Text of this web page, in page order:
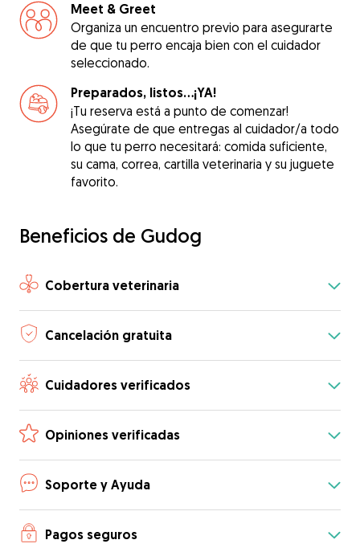
Meet & Greet
Organiza un encuentro previo para asegurarte
de que tu perro encaja bien con el cuidador
seleccionado.
Preparados, listos...¡YA!
¡Tu reserva está a punto de comenzar!
Asegúrate de que entregas al cuidador/a todo
lo que tu perro necesitará: comida suficiente,
su cama, correa, cartilla veterinaria y su juguete
favorito.
Beneficios de Gudog
Cobertura veterinaria
Cancelación gratuita
Cuidadores verificados
Opiniones verificadas
Soporte y Ayuda
Pagos seguros